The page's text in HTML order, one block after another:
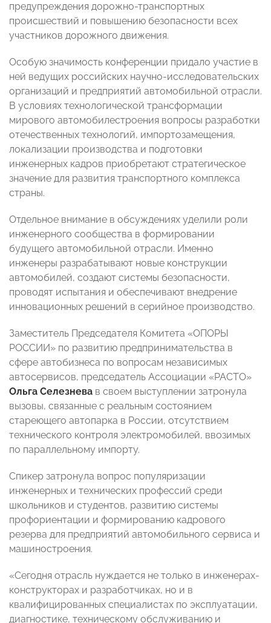
предупреждения дорожно-транспортных
происшествий и повышению безопасности всех
участников дорожного движения.
Особую значимость конференции придало участие в
ней ведущих российских научно-исследовательских
организаций и предприятий автомобильной отрасли.
В условиях технологической трансформации
мирового автомобилестроения вопросы разработки
отечественных технологий, импортозамещения,
локализации производства и подготовки
инженерных кадров приобретают стратегическое
значение для развития транспортного комплекса
страны.
Отдельное внимание в обсуждениях уделили роли
инженерного сообщества в формировании
будущего автомобильной отрасли. Именно
инженеры разрабатывают новые конструкции
автомобилей, создают системы безопасности,
проводят испытания и обеспечивают внедрение
инновационных решений в серийное производство.
Заместитель Председателя Комитета «ОПОРЫ
РОССИИ» по развитию предпринимательства в
сфере автобизнеса по вопросам независимых
автосервисов, председатель Ассоциации «РАСТО»
Ольга Селезнева в своем выступлении затронула
вызовы, связанные с реальным состоянием
стареющего автопарка в России, отсутствием
технического контроля электромобилей, ввозимых
по параллельному импорту.
Спикер затронула вопрос популяризации
инженерных и технических профессий среди
школьников и студентов, развитию системы
профориентации и формированию кадрового
резерва для предприятий автомобильного сервиса и
машиностроения.
«Сегодня отрасль нуждается не только в инженерах-
конструкторах и разработчиках, но и в
квалифицированных специалистах по эксплуатации,
диагностике, техническому обслуживанию и